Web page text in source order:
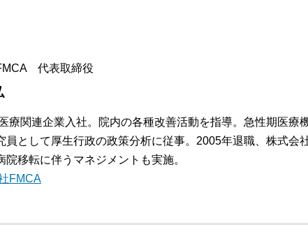
代表取締役
療関連企業入社。院内の各種改善活動を指導。急性期医療
員として厚生行政の政策分析に従事。2005年退職、株式会
院移転に伴うマネジメントも実施。
FMCA